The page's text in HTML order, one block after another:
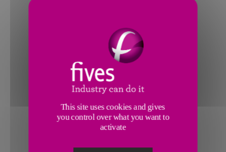
This site uses cookies and gives
you control over what you want to
activate